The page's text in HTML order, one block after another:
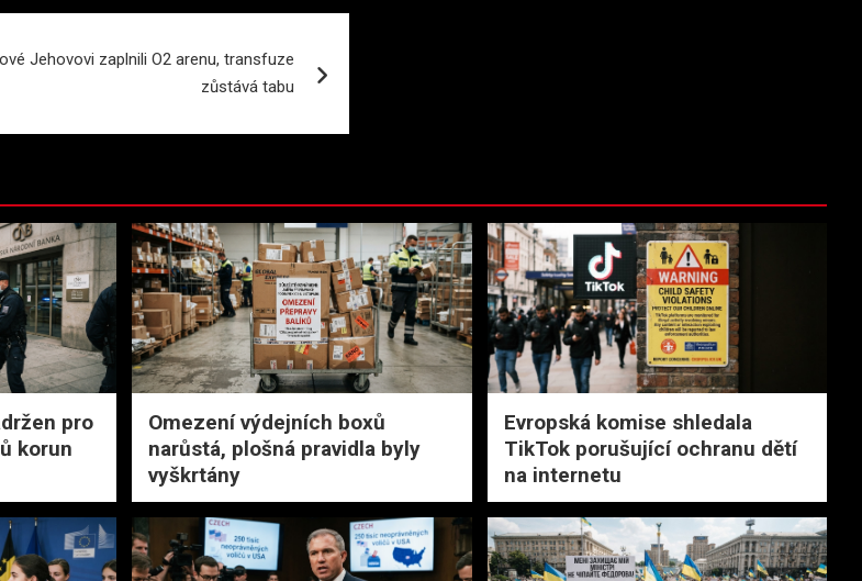
Jehovovi zaplnili O2 arenu, transfuze
zůstává tabu
pro
korun
Omezení výdejních boxů
narůstá, plošná pravidla byly
vyškrtány
Evropská komise shledala
TikTok porušující ochranu dětí
na internetu